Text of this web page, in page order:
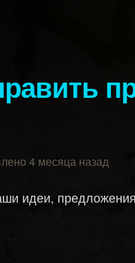
4 месяца назад
идеи,